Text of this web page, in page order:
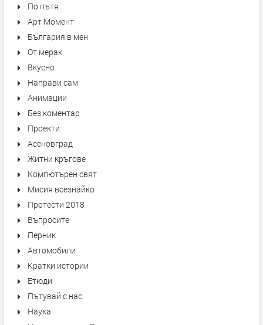
По пътя
Арт Момент
България в мен
От мерак
Вкусно
Направи сам
Анимации
Без коментар
Проекти
Асеновград
Житни кръгове
Компютърен свят
Мисия всезнайко
Протести 2018
Въпросите
Перник
Автомобили
Кратки истории
Етюди
Пътувай с нас
Наука